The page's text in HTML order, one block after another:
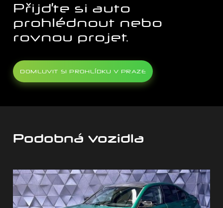
Přijďte si auto
prohlédnout nebo
rovnou projet.
DOMLUVIT SI PROHLÍDKU V PRAZE
Podobná vozidla